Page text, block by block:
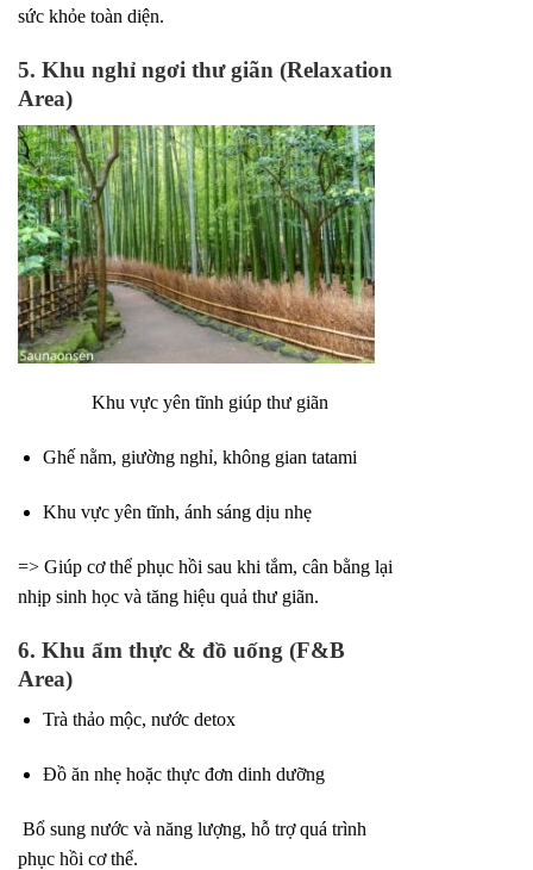
sức khỏe toàn diện.
5. Khu nghỉ ngơi thư giãn (Relaxation
Area)
Khu vực yên tĩnh giúp thư giãn
Ghế nằm, giường nghỉ, không gian tatami
Khu vực yên tĩnh, ánh sáng dịu nhẹ
=> Giúp cơ thể phục hồi sau khi tắm, cân bằng lại
nhịp sinh học và tăng hiệu quả thư giãn.
6. Khu ẩm thực & đồ uống (F&B
Area)
Trà thảo mộc, nước detox
Đồ ăn nhẹ hoặc thực đơn dinh dưỡng
Bổ sung nước và năng lượng, hỗ trợ quá trình
phục hồi cơ thể.